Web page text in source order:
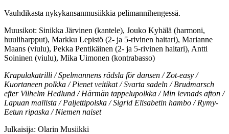
Vauhdikasta nykykansanmusiikkia pelimannihengessä.
Muusikot: Sinikka Järvinen (kantele), Jouko Kyhälä (harmoni,
huuliharpput), Markku Lepistö (2- ja 5-rivinen haitari), Marianne
Maans (viulu), Pekka Pentikäinen (2- ja 5-rivinen haitari), Antti
Soininen (viulu), Mika Uimonen (kontrabasso)
Krapulakatrilli / Spelmannens rädsla för dansen / Zot-easy /
Kuortaneen polkka / Pienet veitikat / Svarta sadeln / Brudmarsch
efter Vilhelm Hedlund / Härmän tappelupolkka / Min levnads afton /
Lapuan mallista / Paljettipolska / Sigrid Elisabetin hambo / Rymy-
Eetun ripaska / Niemen naiset
Julkaisija: Olarin Musiikki